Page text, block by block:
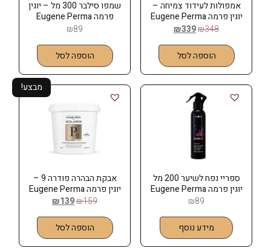
אמפולות לעידוד צמיחה –
יוגין פרמה Eugene Perma
₪348
₪339
הוספה לסל
שמפו סילבר 300 מל – יוגין
פרמה Eugene Perma
₪89
הוספה לסל
ספריי נפח לשיער 200 מל
יוגין פרמה Eugene Perma
₪89
מידע נוסף
מבצע!
אבקת הבהרה פודרה 9 –
יוגין פרמה Eugene Perma
₪159
₪139
הוספה לסל